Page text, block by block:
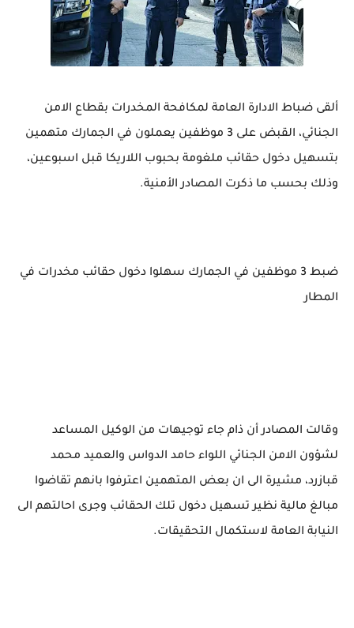
ألقى ضباط الادارة العامة لمكافحة المخدرات بقطاع الامن
الجنائي، القبض على 3 موظفين يعملون في الجمارك متهمين
بتسهيل دخول حقائب ملغومة بحبوب اللاريكا قبل اسبوعين،
وذلك بحسب ما ذكرت المصادر الأمنية.
ضبط 3 موظفين في الجمارك سهلوا دخول حقائب مخدرات في
المطار
وقالت المصادر أن ذام جاء توجيهات من الوكيل المساعد
لشؤون الامن الجنائي اللواء حامد الدواس والعميد محمد
قبازرد، مشيرة الى ان بعض المتهمين اعترفوا بانهم تقاضوا
مبالغ مالية نظير تسهيل دخول تلك الحقائب وجرى احالتهم الى
النيابة العامة لاستكمال التحقيقات.